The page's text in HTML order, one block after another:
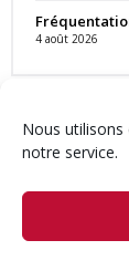
Nous
notre service.
4 août 2026